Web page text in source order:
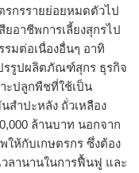
รกรรายย่อยหมดตัวไป
อาชีพการเลี้ยงสุกรไป
มต่อเนื่องอื่นๆ อาทิ
รรูปผลิตภัณฑ์สุกร ธุรกิจ
ะปลูกพืชที่ใช้เป็น
สำปะหลัง ถั่วเหลือง
ล้านบาท นอกจาก
ให้กับเกษตรกร ซึ่งต้อง
ลานานในการฟื้นฟู และ